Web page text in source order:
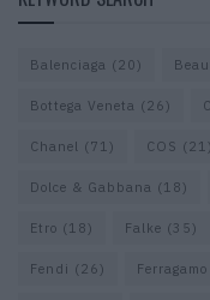
Balenciaga (20)
Bottega Veneta (26)
Chanel (71) COS (21)
Dolce & Gabbana (18)
Etro (18) Falke (35)
Fendi (26) Ferragamo